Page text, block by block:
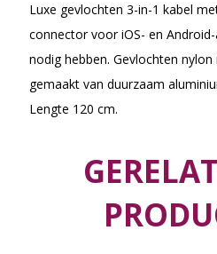
Luxe gevlochten 3-in-1 kabel
connector voor iOS- en
nodig hebben. Gevlochten
gemaakt van duurzaam
Lengte 120 cm.